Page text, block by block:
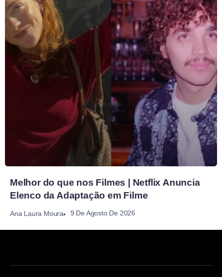
Melhor do que nos Filmes | Netflix Anuncia
Elenco da Adaptação em Filme
Ana Laura Moura 9 De Agosto De 2026